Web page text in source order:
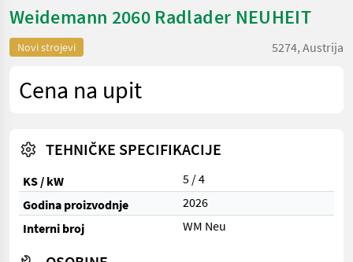
Weidemann 2060 Radlader NEUHEIT
Novi strojevi 5274, Austrija
Cena na upit
TEHNIČKE SPECIFIKACIJE
KS / kW
5 / 4
Godina proizvodnje
2026
Interni broj
WM Neu